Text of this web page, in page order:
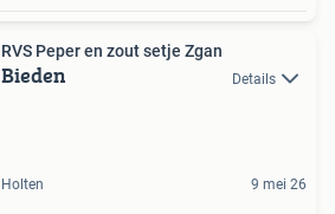
RVS Peper en zout setje Zgan
Bieden Details
Holten 9 mei 26